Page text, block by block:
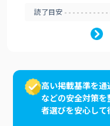
読了目安
高い掲載基準を
などの安全対策
者選びを安心して